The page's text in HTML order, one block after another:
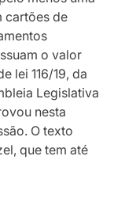
cartões de
o valor
lei 116/19, da
Legislativa
nesta
O texto
que tem até